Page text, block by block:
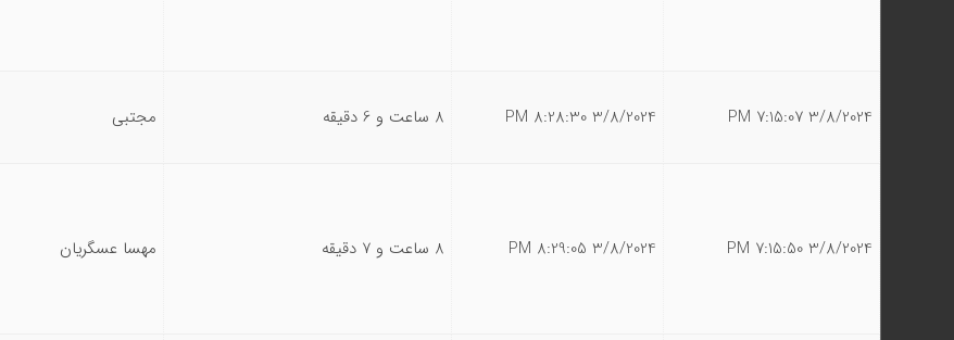
3/8/2024 7:15:07 PM
3/8/2024 8:28:30 PM 8 ساعت و 6 دقیقه مجتبی
3/8/2024 7:15:50 PM
3/8/2024 8:29:05 PM 8 ساعت و 7 دقیقه مهسا عسگریان